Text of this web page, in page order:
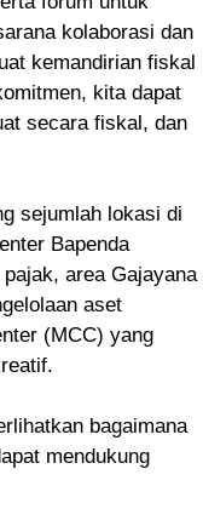
kolaborasi dan
kemandirian fiskal
kita dapat
secara fiskal, dan
sejumlah lokasi di
Bapenda
area Gajayana
aset
(MCC) yang
bagaimana
mendukung